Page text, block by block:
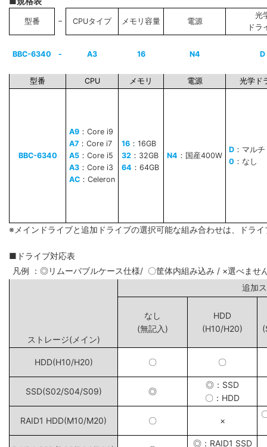
型番 − CPUタイプ メモリ容量 電源
光
ドラ
BBC-6340 - A3 16 N4 D
型番 CPU メモリ 電源 光学ド
BBC-6340
A9 ：Core i9
A7 ：Core i7
A5 ：Core i5
A3 ：Core i3
AC ：Celeron
16 ：16GB
32 ：32GB
64 ：64GB
N4 ：国産400W
D ：マル
0 ：なし
※メインドライブと追加ドライブの選択可能な組み合わせは、ドラ
■ドライブ対応表
凡例 ：◎リムーバブルケース仕様/ 〇筐体内組み込み / ×選べませ
ストレージ(メイン)
追
なし
(無記入)
HDD
(H10/H20)
HDD(H10/H20) 〇 〇
SSD(S02/S04/S09) ◎
◎：SSD
〇：HDD
RAID1 HDD(M10/M20) 〇 ×
◎：RAID1 SSD